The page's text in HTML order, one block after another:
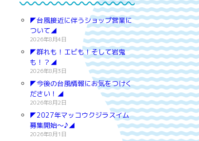
◤台風接近に伴うショップ営業に
ついて◢
2026年8月4日
◤群れも！エビも！そして岩鬼
も！？◢
2026年8月3日
◤今後の台風情報にお気をつけく
ださい！◢
2026年8月2日
◤2027年マッコウクジラスイム
募集開始～♪◢
2026年8月1日